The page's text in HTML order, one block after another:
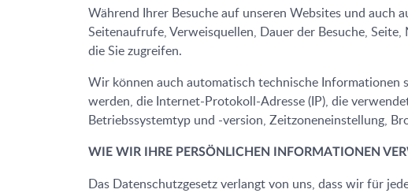
Während Ihrer Besuche auf unseren Websites und auch
Seitenaufrufe, Verweisquellen, Dauer der Besuche,
die Sie zugreifen.
Wir können auch automatisch technische Informationen
werden, die Internet-Protokoll-Adresse (IP), die
Betriebssystemtyp und -version, Zeitzoneneinstellung,
WIE WIR IHRE PERSÖNLICHEN INFORMATIONEN
Das Datenschutzgesetz verlangt von uns, dass wir für